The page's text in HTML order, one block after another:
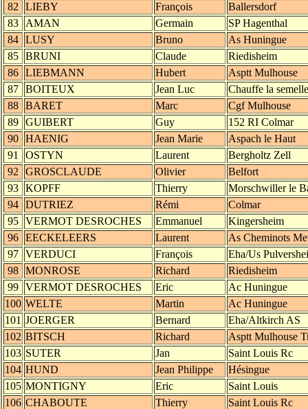
82
LIEBY François
Ballersdorf
83
AMAN Germain
SP Hagenthal
84
LUSY Bruno
As Huningue
85
BRUNI Claude
Riedisheim
86
LIEBMANN Hubert
Asptt Mulhouse
87
BOITEUX Jean Luc
Chauffe la semelle
88
BARET Marc
Cgf Mulhouse
89
GUIBERT Guy
152 RI Colmar
90
HAENIG Jean Marie
Aspach le Haut
91
OSTYN Laurent
Bergholtz Zell
92
GROSCLAUDE Olivier
Belfort
93
KOPFF Thierry
Morschwiller le
94
DUTRIEZ Rémi
Colmar
95
VERMOT DESROCHES Emmanuel
Kingersheim
96
EECKELEERS Laurent
As Cheminots
97
VERDUCI François
Eha/Us
98
MONROSE Richard
Riedisheim
99
VERMOT DESROCHES Eric
Ac Huningue
100 WELTE Martin
Ac Huningue
101 JOERGER Bernard
Eha/Altkirch AS
102 BITSCH Richard
Asptt Mulhouse
103 SUTER Jan
Saint Louis Rc
104 HUND Jean Philippe
Hésingue
105 MONTIGNY Eric
Saint Louis
106 CHABOUTE Thierry
Saint Louis Rc